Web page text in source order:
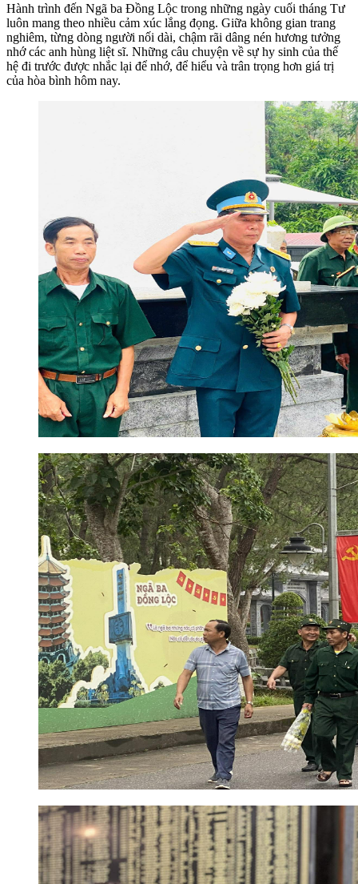
Hành trình đến Ngã ba Đồng Lộc trong những ngày cuối tháng Tư
luôn mang theo nhiều cảm xúc lắng đọng. Giữa không gian trang
nghiêm, từng dòng người nối dài, chậm rãi dâng nén hương tưởng
nhớ các anh hùng liệt sĩ. Những câu chuyện về sự hy sinh của thế
hệ đi trước được nhắc lại để nhớ, để hiểu và trân trọng hơn giá trị
của hòa bình hôm nay.